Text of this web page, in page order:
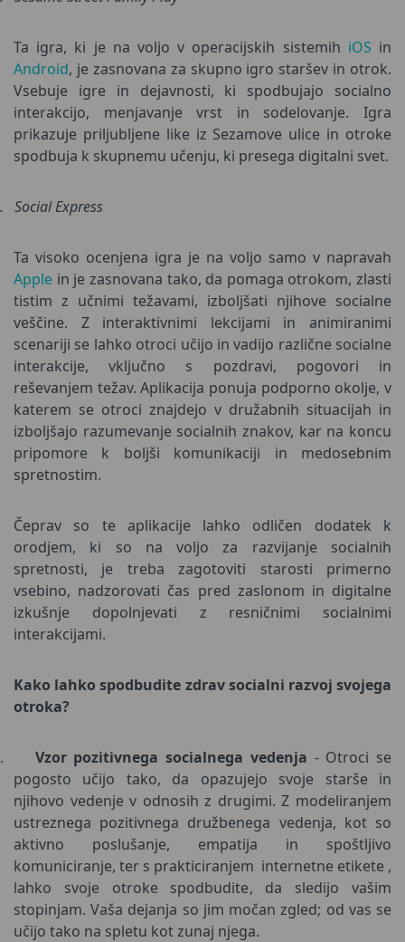
Ta igra, ki je na voljo v operacijskih sistemih iOS in
Android, je zasnovana za skupno igro staršev in otrok.
Vsebuje igre in dejavnosti, ki spodbujajo socialno
interakcijo, menjavanje vrst in sodelovanje. Igra
prikazuje priljubljene like iz Sezamove ulice in otroke
spodbuja k skupnemu učenju, ki presega digitalni svet.
Social Express
Ta visoko ocenjena igra je na voljo samo v napravah
Apple in je zasnovana tako, da pomaga otrokom, zlasti
tistim z učnimi težavami, izboljšati njihove socialne
veščine. Z interaktivnimi lekcijami in animiranimi
scenariji se lahko otroci učijo in vadijo različne socialne
interakcije, vključno s pozdravi, pogovori in
reševanjem težav. Aplikacija ponuja podporno okolje, v
katerem se otroci znajdejo v družabnih situacijah in
izboljšajo razumevanje socialnih znakov, kar na koncu
pripomore k boljši komunikaciji in medosebnim
spretnostim.
Čeprav so te aplikacije lahko odličen dodatek k
orodjem, ki so na voljo za razvijanje socialnih
spretnosti, je treba zagotoviti starosti primerno
vsebino, nadzorovati čas pred zaslonom in digitalne
izkušnje dopolnjevati z resničnimi socialnimi
interakcijami.
Kako lahko spodbudite zdrav socialni razvoj svojega
otroka?
Vzor pozitivnega socialnega vedenja - Otroci se
pogosto učijo tako, da opazujejo svoje starše in
njihovo vedenje v odnosih z drugimi. Z modeliranjem
ustreznega pozitivnega družbenega vedenja, kot so
aktivno poslušanje, empatija in spoštljivo
komuniciranje, ter s prakticiranjem internetne etikete ,
lahko svoje otroke spodbudite, da sledijo vašim
stopinjam. Vaša dejanja so jim močan zgled; od vas se
učijo tako na spletu kot zunaj njega.